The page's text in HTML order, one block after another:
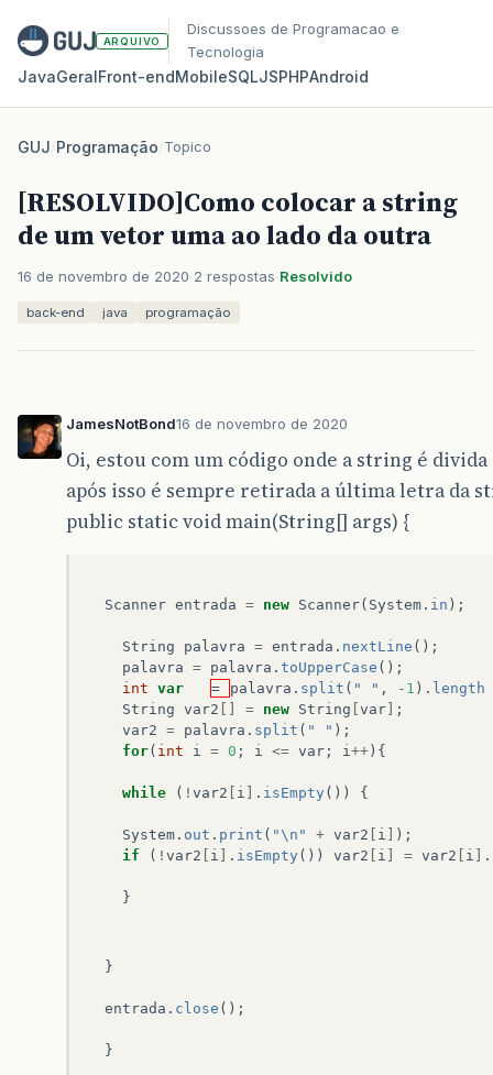
ARQUIVO
Discussoes de Programacao e
Tecnologia
JavaGeralFront‑endMobileSQLJSPHPAndroid
GUJ/Programação/Topico
[RESOLVIDO]Como colocar a string
de um vetor uma ao lado da outra
16 de novembro de 2020 2 respostas Resolvido
back-end java programação
JamesNotBond16 de novembro de 2020
Oi, estou com um código onde a string é
após isso é sempre retirada a última letra da
public static void main(String[] args) {
Scanner entrada = new Scanner( System . in );
String palavra = entrada . nextLine ();
palavra = palavra . toUpperCase ();
int var = palavra . split ( " " , - 1 ). length
String var2 = new String var
;
var2 = palavra . split ( " " );
for( int i = 0 ; i <= var ; i++ ){
while ( ! var2 i . isEmpty ()) {
System . out . print ( "\n" + var2 i
);
if
( ! var2 i . isEmpty ()) var2 i = var2 i .
}
}
entrada . close ();
}